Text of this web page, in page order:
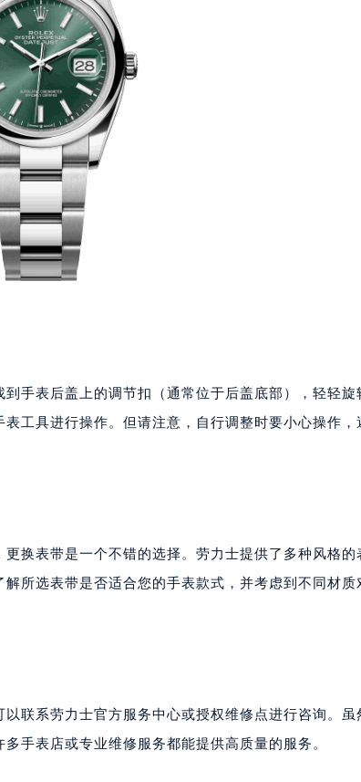
手表后盖上的调节扣（通常位于后盖底部），轻轻旋
工具进行操作。但请注意，自行调整时要小心操作，
换表带是一个不错的选择。劳力士提供了多种风格的
所选表带是否适合您的手表款式，并考虑到不同材质
联系劳力士官方服务中心或授权维修点进行咨询。虽
手表店或专业维修服务都能提供高质量的服务。